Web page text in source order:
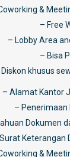
&
– Free
– Lobby Area
– Bisa
Diskon khusus
– Alamat Kantor
– Penerimaan
Dokumen
Keterangan
&